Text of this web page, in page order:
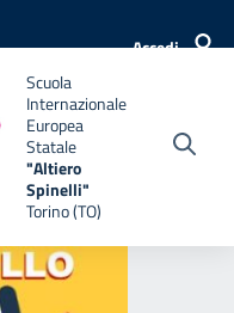
Accedi
Scuola
Internazionale
Europea
Statale
"Altiero
Spinelli"
Torino (TO)